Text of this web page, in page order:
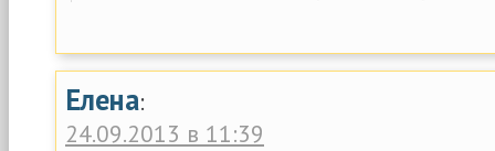
Елена:
24.09.2013 в 11:39